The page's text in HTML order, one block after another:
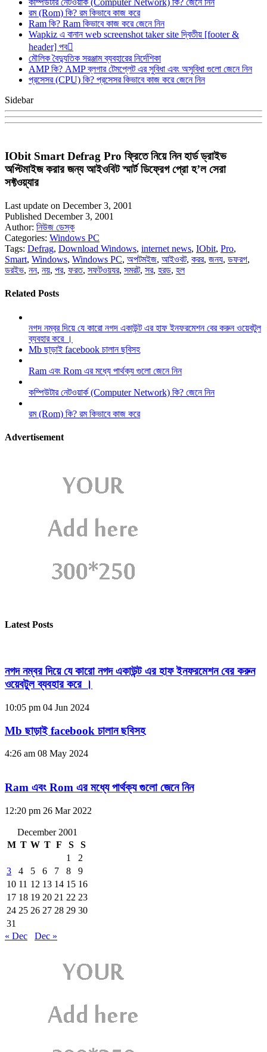
রম (Rom) কি? রম কিভাবে কাজ করে
Ram কি? Ram কিভাবে কাজ করে জেনে নিন
Wapkiz এ বানান web screenshot taker site দ্বিতীয় [footer &
header] পব
মৌলিক বৈদ্যুতিক সরঞ্জাম ব্যবহারের নির্দেশিকা
AMP কি? AMP ব্লগার টেমপ্লেট এর সুবিধা এবং অসুবিধা গুলো জেনে নিন
প্রসেসর (CPU) কি? প্রসেসর কিভাবে কাজ করে জেনে নিন
Sidebar
IObit Smart Defrag Pro ফ্রিতে নিয়ে নিন হার্ড ড্রাইভ
অপ্টিমাইজ করার জন্য আইওবিট স্মার্ট ডিফ্রেগ প্রো হ’ল সেরা
সফ্টওয়্যার
Last update on December 3, 2001
Published December 3, 2001
Author: নিউজ ডেস্ক
Categories: Windows PC
Tags: Defrag, Download Windows, internet news, IObit, Pro,
Smart, Windows, Windows PC, অপটমইজ, আইওবট, করর, জনয, ডফরগ,
ডরইভ, নন, নয়, পর, ফরত, সফটওয়যর, সমরট, সর, হরড, হল
Related Posts
নগদ নম্বর দিয়ে যে কারো নগদ একাউন্ট এর হাফ ইনফরমেশন বের করুন ওয়েবটুল
ব্যবহার করে ।
Mb ছাড়াই facebook চালান ছবিসহ
Ram এবং Rom এর মধ্যে পার্থক্য গুলো জেনে নিন
কম্পিউটার নেটওয়ার্ক (Computer Network) কি? জেনে নিন
রম (Rom) কি? রম কিভাবে কাজ করে
Advertisement
Latest Posts
নগদ নম্বর দিয়ে যে কারো নগদ একাউন্ট এর হাফ ইনফরমেশন বের করুন
ওয়েবটুল ব্যবহার করে ।
10:05 pm 04 Jun 2024
Mb ছাড়াই facebook চালান ছবিসহ
4:26 am 08 May 2024
Ram এবং Rom এর মধ্যে পার্থক্য গুলো জেনে নিন
12:20 pm 26 Mar 2022
December 2001
M T W T F S
S
1
2
3
4 5 6 7 8
9
10 11 12 13 14 15 16
17 18 19 20 21 22 23
24 25 26 27 28 29 30
31
« Dec
Dec »